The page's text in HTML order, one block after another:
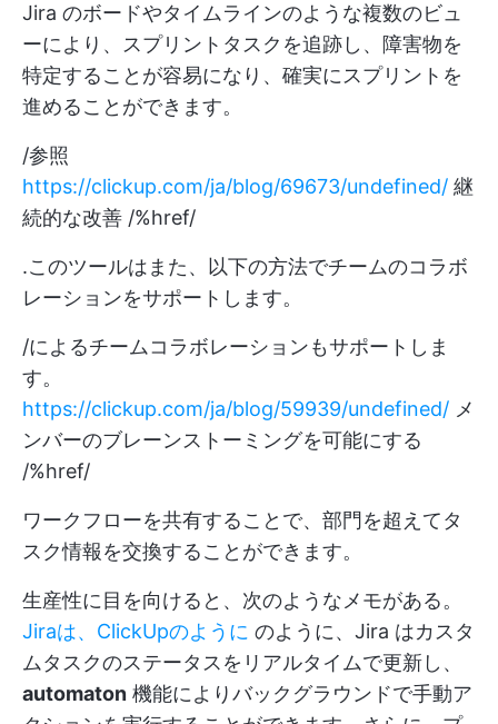
Jira のボードやタイムラインのような複数のビュ
ーにより、スプリントタスクを追跡し、障害物を
特定することが容易になり、確実にスプリントを
進めることができます。
/参照
https://clickup.com/ja/blog/69673/undefined/ 継
続的な改善 /%href/
.このツールはまた、以下の方法でチームのコラボ
レーションをサポートします。
/によるチームコラボレーションもサポートしま
す。
https://clickup.com/ja/blog/59939/undefined/ メ
ンバーのブレーンストーミングを可能にする
/%href/
ワークフローを共有することで、部門を超えてタ
スク情報を交換することができます。
生産性に目を向けると、次のようなメモがある。
Jiraは、ClickUpのように のように、Jira はカスタ
ムタスクのステータスをリアルタイムで更新し、
automaton 機能によりバックグラウンドで手動ア